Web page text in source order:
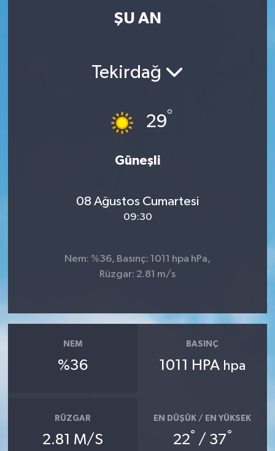
ŞU AN
Tekirdağ
29°
Güneşli
08 Ağustos Cumartesi
09:30
Nem: %36, Basınç: 1011 hpa hPa,
Rüzgar: 2.81 m/s
NEM
%36
BASINÇ
1011 HPA hpa
RÜZGAR
2.81 M/S
EN DÜŞÜK / EN YÜKSEK
22° / 37°
Son Dakika Haberleri